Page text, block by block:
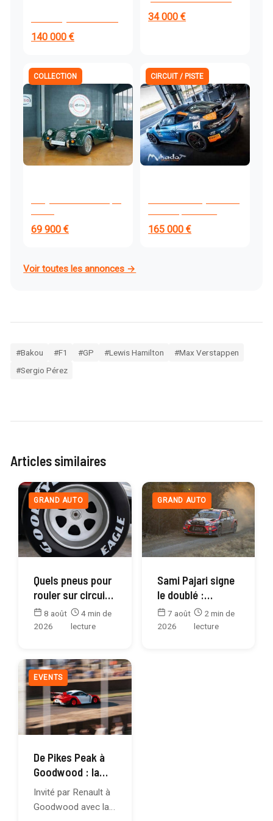
140 000 €
34 000 €
COLLECTION
69 900 €
CIRCUIT / PISTE
165 000 €
Voir toutes les annonces →
#Bakou #F1 #GP #Lewis Hamilton
#Max Verstappen
#Sergio Pérez
Articles similaires
GRAND AUTO
Quels pneus pour
rouler sur circuit :
route, semi-
slicks ou slicks
8 août
2026
4 min de
lecture
GRAND AUTO
Sami Pajari signe
le doublé :
vainqueur en
Finlande après
7 août
2026
2 min de
lecture
EVENTS
De Pikes Peak à
Goodwood : la
RS01 de Valentin
Simonet dans la
Invité par Renault à
Goodwood avec la